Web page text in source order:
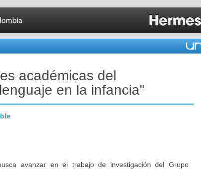
académicas del
en la infancia"
avanzar en el trabajo de investigación del Grupo